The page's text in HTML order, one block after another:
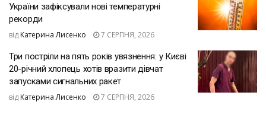
України зафіксували нові температурні
рекорди
від Катерина Лисенко 7 СЕРПНЯ, 2026
Три постріли на пять років увязнення: у Києві
20-річний хлопець хотів вразити дівчат
запусками сигнальних ракет
від Катерина Лисенко 7 СЕРПНЯ, 2026